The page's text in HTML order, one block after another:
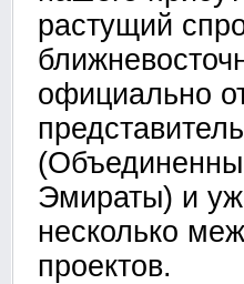
растущий
официально
Эмираты) и
несколько
проектов.